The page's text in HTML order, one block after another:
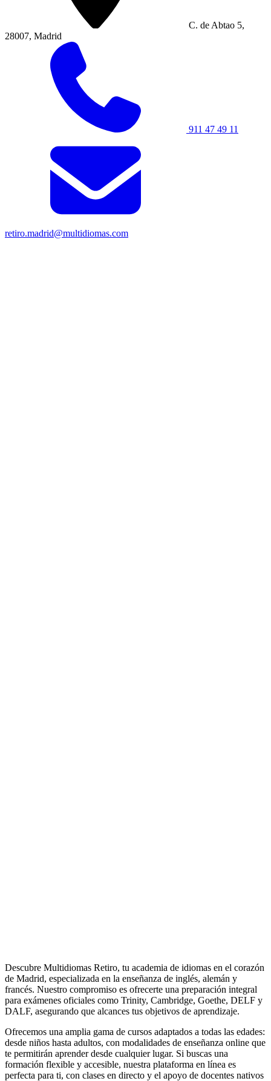
C. de Abtao 5,
28007, Madrid
911 47 49 11
retiro.madrid@multidiomas.com
Descubre Multidiomas Retiro, tu academia de idiomas en el corazón
de Madrid, especializada en la enseñanza de inglés, alemán y
francés. Nuestro compromiso es ofrecerte una preparación integral
para exámenes oficiales como Trinity, Cambridge, Goethe, DELF y
DALF, asegurando que alcances tus objetivos de aprendizaje.
Ofrecemos una amplia gama de cursos adaptados a todas las edades:
desde niños hasta adultos, con modalidades de enseñanza online que
te permitirán aprender desde cualquier lugar. Si buscas una
formación flexible y accesible, nuestra plataforma en línea es
perfecta para ti, con clases en directo y el apoyo de docentes nativos